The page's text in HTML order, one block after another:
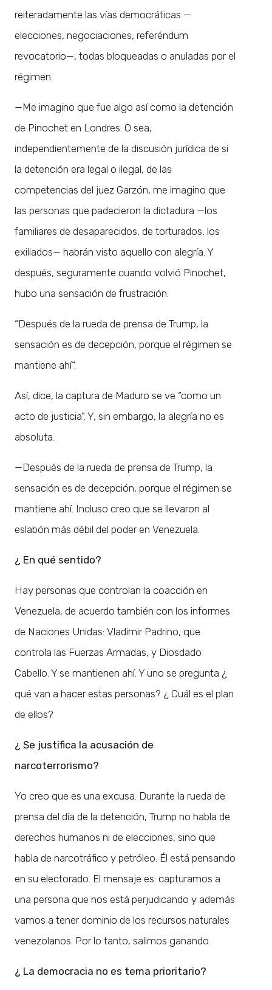
reiteradamente las vías democráticas —
elecciones, negociaciones, referéndum
revocatorio—, todas bloqueadas o anuladas por el
régimen.
—Me imagino que fue algo así como la detención
de Pinochet en Londres. O sea,
independientemente de la discusión jurídica de si
la detención era legal o ilegal, de las
competencias del juez Garzón, me imagino que
las personas que padecieron la dictadura —los
familiares de desaparecidos, de torturados, los
exiliados— habrán visto aquello con alegría. Y
después, seguramente cuando volvió Pinochet,
hubo una sensación de frustración.
“Después de la rueda de prensa de Trump, la
sensación es de decepción, porque el régimen se
mantiene ahí“.
Así, dice, la captura de Maduro se ve “como un
acto de justicia”. Y, sin embargo, la alegría no es
absoluta.
—Después de la rueda de prensa de Trump, la
sensación es de decepción, porque el régimen se
mantiene ahí. Incluso creo que se llevaron al
eslabón más débil del poder en Venezuela.
¿ En qué sentido?
Hay personas que controlan la coacción en
Venezuela, de acuerdo también con los informes
de Naciones Unidas: Vladimir Padrino, que
controla las Fuerzas Armadas, y Diosdado
Cabello. Y se mantienen ahí. Y uno se pregunta ¿
qué van a hacer estas personas? ¿ Cuál es el plan
de ellos?
¿ Se justifica la acusación de
narcoterrorismo?
Yo creo que es una excusa. Durante la rueda de
prensa del día de la detención, Trump no habla de
derechos humanos ni de elecciones, sino que
habla de narcotráfico y petróleo. Él está pensando
en su electorado. El mensaje es: capturamos a
una persona que nos está perjudicando y además
vamos a tener dominio de los recursos naturales
venezolanos. Por lo tanto, salimos ganando.
¿ La democracia no es tema prioritario?